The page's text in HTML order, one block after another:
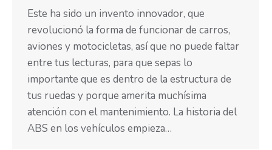
Este ha sido un invento innovador, que
revolucionó la forma de funcionar de carros,
aviones y motocicletas, así que no puede faltar
entre tus lecturas, para que sepas lo
importante que es dentro de la estructura de
tus ruedas y porque amerita muchísima
atención con el mantenimiento. La historia del
ABS en los vehículos empieza…